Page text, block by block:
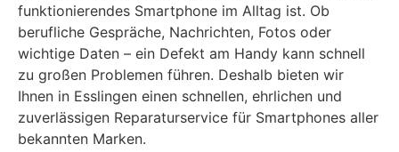
funktionierendes Smartphone im Alltag ist. Ob
berufliche Gespräche, Nachrichten, Fotos oder
wichtige Daten – ein Defekt am Handy kann schnell
zu großen Problemen führen. Deshalb bieten wir
Ihnen in Esslingen einen schnellen, ehrlichen und
zuverlässigen Reparaturservice für Smartphones aller
bekannten Marken.